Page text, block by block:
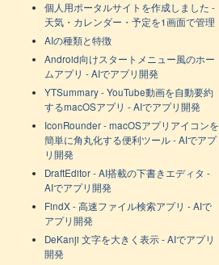
個人用ポータルサイトを作成しました -
天気・カレンダー・予定を1画面で管理
AIの種類と特徴
Android向けスタートメニュー風のホー
ムアプリ - AIでアプリ開発
YTSummary - YouTube動画を自動要約
するmacOSアプリ - AIでアプリ開発
IconRounder - macOSアプリアイコンを
簡単に角丸化する便利ツール - AIでアプ
リ開発
DraftEditor - AI搭載の下書きエディタ -
AIでアプリ開発
FindX - 高速ファイル検索アプリ - AIで
アプリ開発
DeKanji 文字を大きく表示 - AIでアプリ
開発